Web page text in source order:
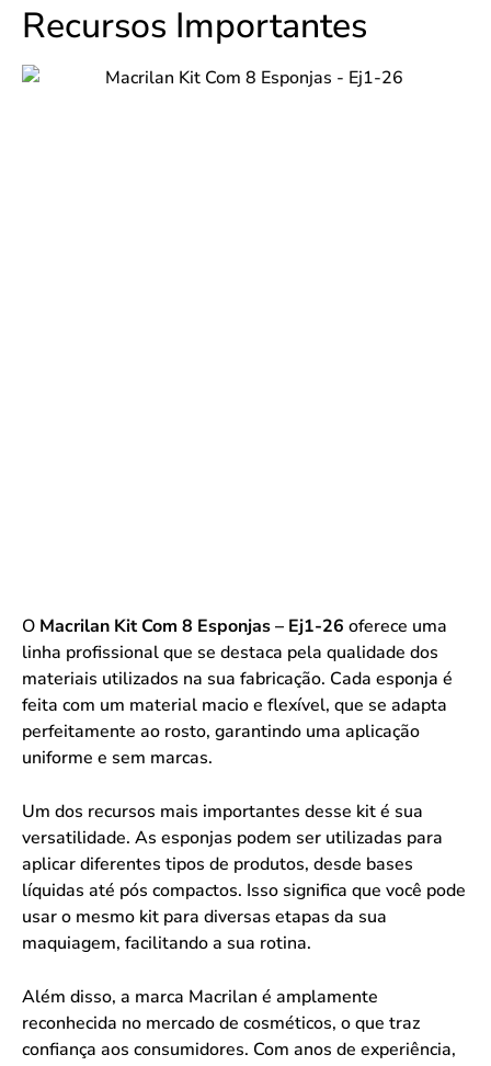
Recursos Importantes
O Macrilan Kit Com 8 Esponjas – Ej1-26 oferece uma
linha profissional que se destaca pela qualidade dos
materiais utilizados na sua fabricação. Cada esponja é
feita com um material macio e flexível, que se adapta
perfeitamente ao rosto, garantindo uma aplicação
uniforme e sem marcas.
Um dos recursos mais importantes desse kit é sua
versatilidade. As esponjas podem ser utilizadas para
aplicar diferentes tipos de produtos, desde bases
líquidas até pós compactos. Isso significa que você pode
usar o mesmo kit para diversas etapas da sua
maquiagem, facilitando a sua rotina.
Além disso, a marca Macrilan é amplamente
reconhecida no mercado de cosméticos, o que traz
confiança aos consumidores. Com anos de experiência,